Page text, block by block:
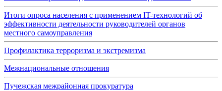
Итоги опроса населения с применением IT-технологий об
эффективности деятельности руководителей органов
местного самоуправления
Профилактика терроризма и экстремизма
Межнациональные отношения
Пучежская межрайонная прокуратура